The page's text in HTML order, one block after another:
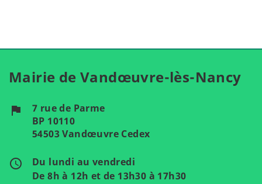
Mairie de Vandœuvre-lès-Nancy
flag
7 rue de Parme
BP 10110
54503 Vandœuvre Cedex
access_time
Du lundi au vendredi
De 8h à 12h et de 13h30 à 17h30